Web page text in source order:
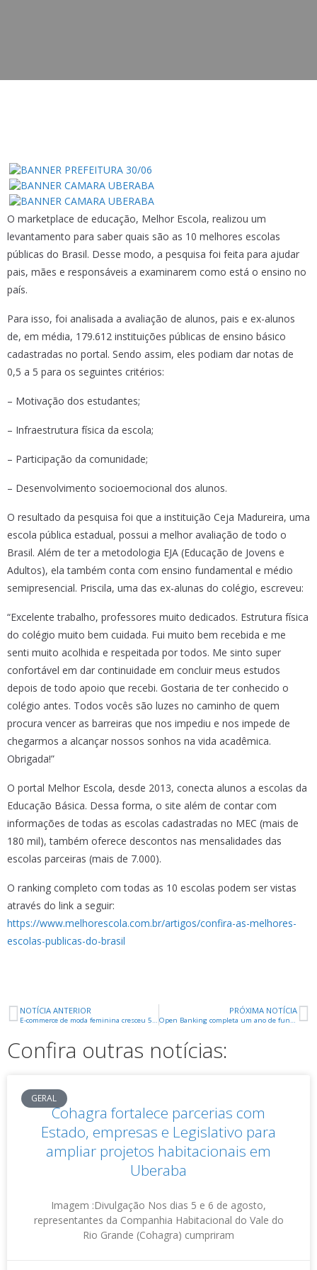
O marketplace de educação, Melhor Escola, realizou um
levantamento para saber quais são as 10 melhores escolas
públicas do Brasil. Desse modo, a pesquisa foi feita para ajudar
pais, mães e responsáveis a examinarem como está o ensino no
país.
Para isso, foi analisada a avaliação de alunos, pais e ex-alunos
de, em média, 179.612 instituições públicas de ensino básico
cadastradas no portal. Sendo assim, eles podiam dar notas de
0,5 a 5 para os seguintes critérios:
– Motivação dos estudantes;
– Infraestrutura física da escola;
– Participação da comunidade;
– Desenvolvimento socioemocional dos alunos.
O resultado da pesquisa foi que a instituição Ceja Madureira, uma
escola pública estadual, possui a melhor avaliação de todo o
Brasil. Além de ter a metodologia EJA (Educação de Jovens e
Adultos), ela também conta com ensino fundamental e médio
semipresencial. Priscila, uma das ex-alunas do colégio, escreveu:
“Excelente trabalho, professores muito dedicados. Estrutura física
do colégio muito bem cuidada. Fui muito bem recebida e me
senti muito acolhida e respeitada por todos. Me sinto super
confortável em dar continuidade em concluir meus estudos
depois de todo apoio que recebi. Gostaria de ter conhecido o
colégio antes. Todos vocês são luzes no caminho de quem
procura vencer as barreiras que nos impediu e nos impede de
chegarmos a alcançar nossos sonhos na vida acadêmica.
Obrigada!”
O portal Melhor Escola, desde 2013, conecta alunos a escolas da
Educação Básica. Dessa forma, o site além de contar com
informações de todas as escolas cadastradas no MEC (mais de
180 mil), também oferece descontos nas mensalidades das
escolas parceiras (mais de 7.000).
O ranking completo com todas as 10 escolas podem ser vistas
através do link a seguir:
https://www.melhorescola.com.br/artigos/confira-as-melhores-
escolas-publicas-do-brasil
NOTÍCIA ANTERIOR
E-commerce de moda feminina cresceu 52% em 2020
PRÓXIMA NOTÍCIA
Open Banking completa um ano de funcionamento no Brasil
Confira outras notícias:
GERAL
Cohagra fortalece parcerias com
Estado, empresas e Legislativo para
ampliar projetos habitacionais em
Uberaba
Imagem :Divulgação Nos dias 5 e 6 de agosto,
representantes da Companhia Habitacional do Vale do
Rio Grande (Cohagra) cumpriram